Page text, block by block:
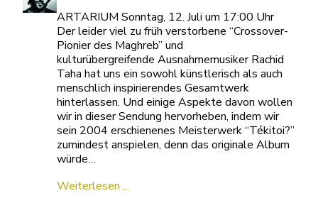
ARTARIUM Sonntag, 12. Juli um 17:00 Uhr
Der leider viel zu früh verstorbene “Crossover-
Pionier des Maghreb” und
kulturübergreifende Ausnahmemusiker Rachid
Taha hat uns ein sowohl künstlerisch als auch
menschlich inspirierendes Gesamtwerk
hinterlassen. Und einige Aspekte davon wollen
wir in dieser Sendung hervorheben, indem wir
sein 2004 erschienenes Meisterwerk “Tékitoi?”
zumindest anspielen, denn das originale Album
würde…
Weiterlesen ...